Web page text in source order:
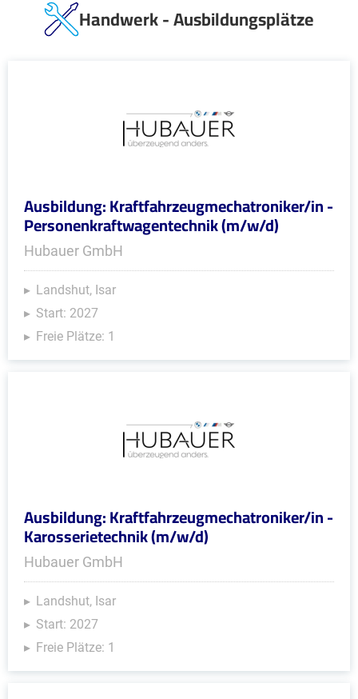
Handwerk - Ausbildungsplätze
Ausbildung: Kraftfahrzeugmechatroniker/in -
Personenkraftwagentechnik (m/w/d)
Hubauer GmbH
Landshut, Isar
Start: 2027
Freie Plätze: 1
Ausbildung: Kraftfahrzeugmechatroniker/in -
Karosserietechnik (m/w/d)
Hubauer GmbH
Landshut, Isar
Start: 2027
Freie Plätze: 1